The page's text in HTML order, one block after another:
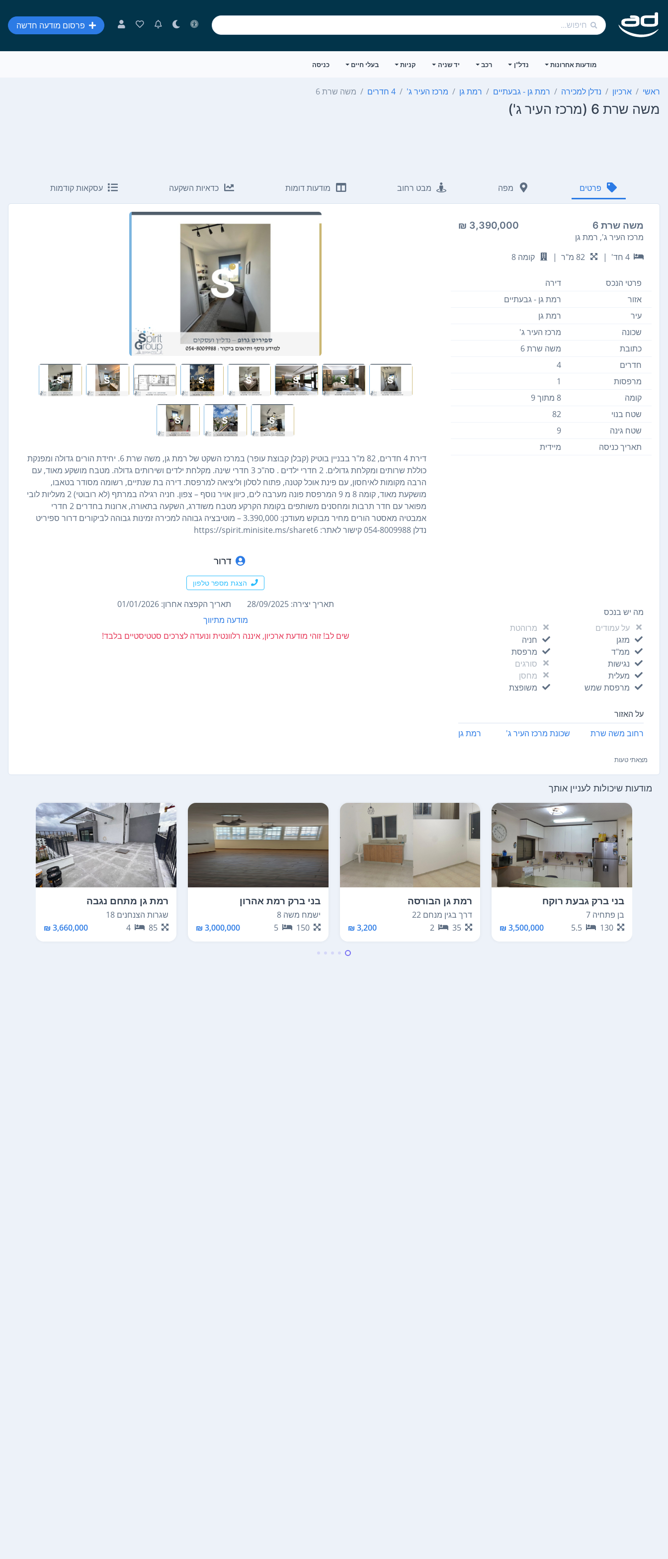
פרסום מודעה חדשה
מודעות אחרונות נדל"ן רכב יד שניה קניות בעלי חיים כניסה
ראשי ארכיון נדלן למכירה רמת גן - גבעתיים רמת גן מרכז העיר ג' 4 חדרים משה שרת 6
משה שרת 6 (מרכז העיר ג')
פרטים מפה מבט רחוב מודעות דומות כדאיות השקעה עסקאות קודמות
משה שרת 6 3,390,000 ₪
מרכז העיר ג', רמת גן
4 חד'
| 82 מ"ר | קומה 8
פרטי הנכס
דירה
אזור
רמת גן - גבעתיים
עיר
רמת גן
שכונה
מרכז העיר ג'
כתובת
משה שרת 6
חדרים
4
מרפסות
1
קומה
8 מתוך 9
שטח בנוי
82
שטח גינה
9
תאריך כניסה
מיידית
מה יש בנכס
על עמודים
מרוהטת
מזגן
חניה
ממ"ד
מרפסת
נגישות
סורגים
מעלית
מחסן
מרפסת שמש
משופצת
על האזור
רחוב משה שרת שכונת מרכז העיר ג' רמת גן
דירת 4 חדרים, 82 מ"ר בבניין בוטיק (קבלן קבוצת עופר) במרכז השקט של רמת גן, משה שרת 6. יחידת הורים גדולה ומפנקת
כוללת שרותים ומקלחת גדולים. 2 חדרי ילדים . סה"כ 3 חדרי שינה. מקלחת ילדים ושירותים גדולה. מטבח מושקע מאוד, עם
הרבה מקומות לאיחסון, עם פינת אוכל קטנה, פתוח לסלון וליציאה למרפסת. דירה בת שנתיים, רשומה מסודר בטאבו,
מושקעת מאוד, קומה 8 מ 9 המרפסת פונה מערבה לים, כיוון אויר נוסף – צפון. חניה רגילה במרתף (לא רובוטי) 2 מעליות לובי
מפואר עם חדר תרבות ומחסנים משותפים בקומת הקרקע מטבח משודרג, השקעה בתאורה, ארונות בחדרים 2 חדרי
אמבטיה מאסטר הורים מחיר מבוקש מעודכן: 3.390,000 – מוטיבציה גבוהה למכירה זמינות גבוהה לביקורים דרור ספיריט
נדלן 054-8009988 קישור לאתר: https://spirit.minisite.ms/sharet6
דרור
הצגת מספר טלפון
תאריך יצירה: 28/09/2025
תאריך הקפצה אחרון: 01/01/2026
מודעה מתיווך
שים לב! זוהי מודעת ארכיון, איננה רלוונטית ונועדה לצרכים סטטיסטיים בלבד!
מצאתי טעות
מודעות שיכולות לעניין אותך
בני ברק גבעת רוקח
בן פתחיה 7
130
5.5
3,500,000 ₪
רמת גן הבורסה
דרך בגין מנחם 22
35
2
3,200 ₪
בני ברק רמת אהרון
ישמח משה 8
150
5
3,000,000 ₪
רמת גן מתחם נגבה
שגרות הצנחנים 18
85
4
3,660,000 ₪